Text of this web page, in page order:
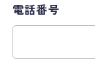
電話番号